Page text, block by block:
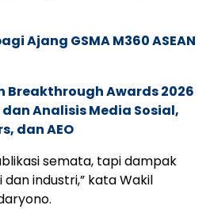
Ajang GSMA M360 ASEAN
Breakthrough Awards 2026
Analisis Media Sosial,
dan AEO
semata, tapi dampak
industri,” kata Wakil